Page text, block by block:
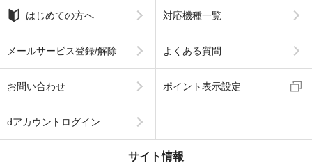
はじめての方へ 対応機種一覧
メールサービス登録/解除 よくある質問
お問い合わせ ポイント表示設定
dアカウントログイン
サイト情報